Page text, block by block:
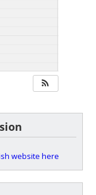
website here